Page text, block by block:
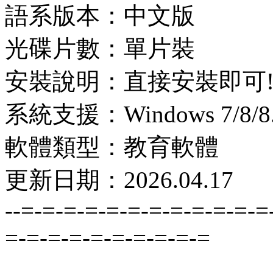
語系版本：中文版
光碟片數：單片裝
安裝說明：直接安裝即可
系統支援：Windows 7/8/
軟體類型：教育軟體
更新日期：2026.04.17
--=-=-=-=-=-=-=-=-=-=-=-
=-=-=-=-=-=-=-=-=-=